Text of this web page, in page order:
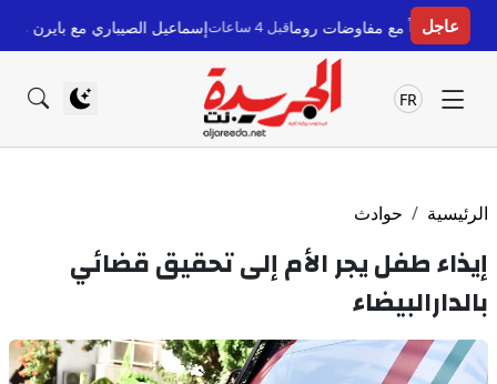
عاجل
مفاوضات روماقبل 4 ساعات إسماعيل الصيباري مع بايرن ميونخ: بنعطية
FR
الرئيسية حوادث
إيذاء طفل يجر الأم إلى تحقيق قضائي
بالدارالبيضاء